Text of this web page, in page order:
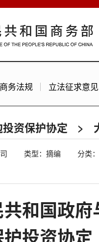
商务法规 立法征求意见
投资保护协定 >
类型：摘编
分类
和国政
投资协定